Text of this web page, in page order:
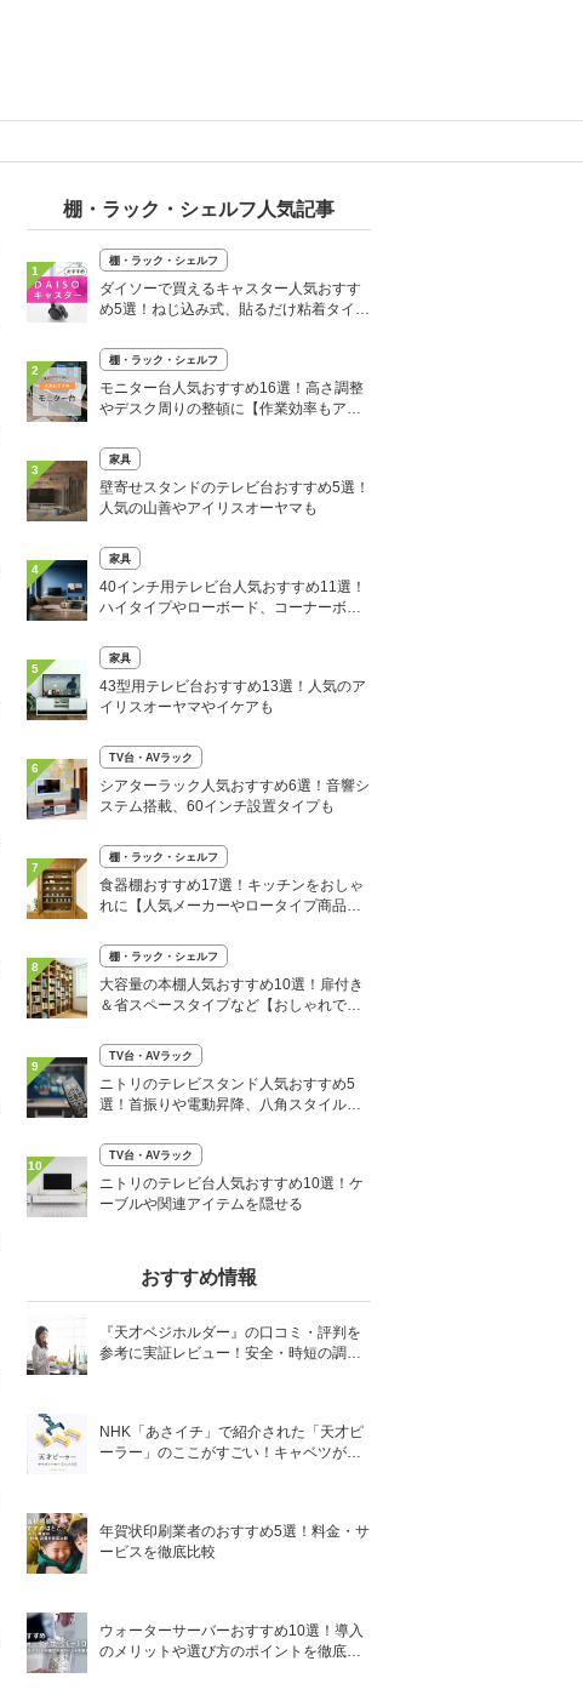
棚・ラック・シェルフ人気記事
1
棚・ラック・シェルフ
ダイソーで買えるキャスター人気おすす
め5選！ねじ込み式、貼るだけ粘着タイプ
2
棚・ラック・シェルフ
モニター台人気おすすめ16選！高さ調整
やデスク周りの整頓に【作業効率もアッ
3
家具
壁寄せスタンドのテレビ台おすすめ5選！
人気の山善やアイリスオーヤマも
4
家具
40インチ用テレビ台人気おすすめ11選！
ハイタイプやローボード、コーナーボー
5
家具
43型用テレビ台おすすめ13選！人気のア
イリスオーヤマやイケアも
6
TV台・AVラック
シアターラック人気おすすめ6選！音響シ
ステム搭載、60インチ設置タイプも
7
棚・ラック・シェルフ
食器棚おすすめ17選！キッチンをおしゃ
れに【人気メーカーやロータイプ商品
8
棚・ラック・シェルフ
大容量の本棚人気おすすめ10選！扉付き
＆省スペースタイプなど【おしゃれで安
9
TV台・AVラック
ニトリのテレビスタンド人気おすすめ5
選！首振りや電動昇降、八角スタイルな
10
TV台・AVラック
ニトリのテレビ台人気おすすめ10選！ケ
ーブルや関連アイテムを隠せる
おすすめ情報
『天才ベジホルダー』の口コミ・評判を
参考に実証レビュー！安全・時短の調理
NHK「あさイチ」で紹介された「天才ピ
ーラー」のここがすごい！キャベツがほ
年賀状印刷業者のおすすめ5選！料金・サ
ービスを徹底比較
ウォーターサーバーおすすめ10選！導入
のメリットや選び方のポイントを徹底解